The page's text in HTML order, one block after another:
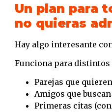
Un plan para
no quieras
Hay algo interesante
Funciona para
Parejas que
Amigos que
Primeras citas